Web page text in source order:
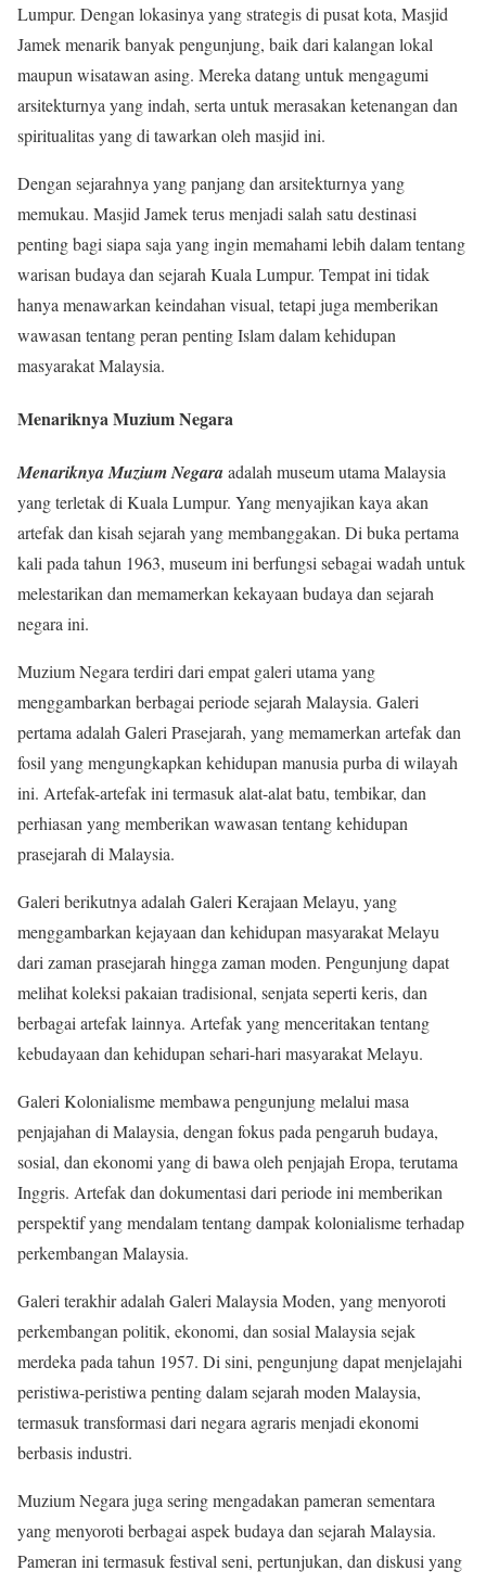
Lumpur. Dengan lokasinya yang strategis di pusat kota, Masjid
Jamek menarik banyak pengunjung, baik dari kalangan lokal
maupun wisatawan asing. Mereka datang untuk mengagumi
arsitekturnya yang indah, serta untuk merasakan ketenangan dan
spiritualitas yang di tawarkan oleh masjid ini.
Dengan sejarahnya yang panjang dan arsitekturnya yang
memukau. Masjid Jamek terus menjadi salah satu destinasi
penting bagi siapa saja yang ingin memahami lebih dalam tentang
warisan budaya dan sejarah Kuala Lumpur. Tempat ini tidak
hanya menawarkan keindahan visual, tetapi juga memberikan
wawasan tentang peran penting Islam dalam kehidupan
masyarakat Malaysia.
Menariknya Muzium Negara
Menariknya Muzium Negaraadalah museum utama Malaysia
yang terletak di Kuala Lumpur. Yang menyajikan kaya akan
artefak dan kisah sejarah yang membanggakan. Di buka pertama
kali pada tahun 1963, museum ini berfungsi sebagai wadah untuk
melestarikan dan memamerkan kekayaan budaya dan sejarah
negara ini.
Muzium Negara terdiri dari empat galeri utama yang
menggambarkan berbagai periode sejarah Malaysia. Galeri
pertama adalah Galeri Prasejarah, yang memamerkan artefak dan
fosil yang mengungkapkan kehidupan manusia purba di wilayah
ini. Artefak-artefak ini termasuk alat-alat batu, tembikar, dan
perhiasan yang memberikan wawasan tentang kehidupan
prasejarah di Malaysia.
Galeri berikutnya adalah Galeri Kerajaan Melayu, yang
menggambarkan kejayaan dan kehidupan masyarakat Melayu
dari zaman prasejarah hingga zaman moden. Pengunjung dapat
melihat koleksi pakaian tradisional, senjata seperti keris, dan
berbagai artefak lainnya. Artefak yang menceritakan tentang
kebudayaan dan kehidupan sehari-hari masyarakat Melayu.
Galeri Kolonialisme membawa pengunjung melalui masa
penjajahan di Malaysia, dengan fokus pada pengaruh budaya,
sosial, dan ekonomi yang di bawa oleh penjajah Eropa, terutama
Inggris. Artefak dan dokumentasi dari periode ini memberikan
perspektif yang mendalam tentang dampak kolonialisme terhadap
perkembangan Malaysia.
Galeri terakhir adalah Galeri Malaysia Moden, yang menyoroti
perkembangan politik, ekonomi, dan sosial Malaysia sejak
merdeka pada tahun 1957. Di sini, pengunjung dapat menjelajahi
peristiwa-peristiwa penting dalam sejarah moden Malaysia,
termasuk transformasi dari negara agraris menjadi ekonomi
berbasis industri.
Muzium Negara juga sering mengadakan pameran sementara
yang menyoroti berbagai aspek budaya dan sejarah Malaysia.
Pameran ini termasuk festival seni, pertunjukan, dan diskusi yang